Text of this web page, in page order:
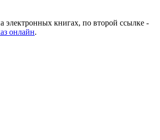
электронных книгах, по второй ссылке -
онлайн.